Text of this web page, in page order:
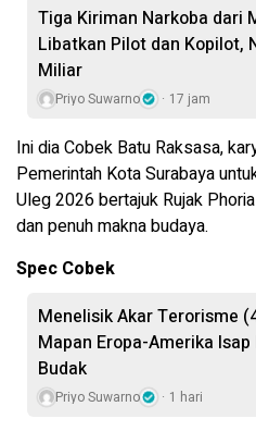
Tiga Kiriman Narkoba dari
Libatkan Pilot dan Kopilot,
Miliar
Priyo Suwarno 17 jam
Ini dia Cobek Batu Raksasa,
Pemerintah Kota Surabaya
Uleg 2026 bertajuk Rujak
dan penuh makna budaya.
Spec Cobek
Menelisik Akar Terorisme
Mapan Eropa-Amerika Isap
Budak
Priyo Suwarno 1 hari